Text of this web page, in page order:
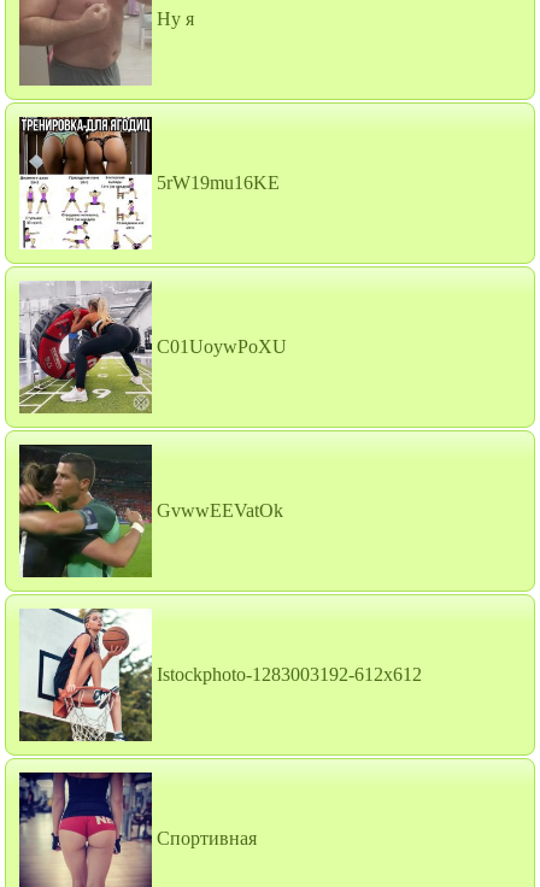
Ну я
5rW19mu16KE
C01UoywPoXU
GvwwEEVatOk
Istockphoto-1283003192-612x612
Спортивная